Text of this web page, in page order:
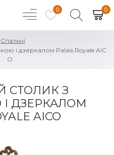
0 0
Спальні
і дзеркалом Palais Royale AIC
O
СТОЛИК З
ДЗЕРКАЛОМ
AICO